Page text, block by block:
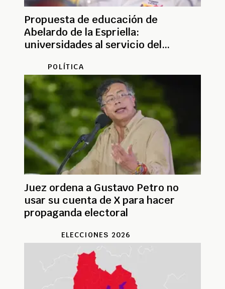
Propuesta de educación de
Abelardo de la Espriella:
universidades al servicio del
POLÍTICA
Juez ordena a Gustavo Petro no
usar su cuenta de X para hacer
propaganda electoral
ELECCIONES 2026